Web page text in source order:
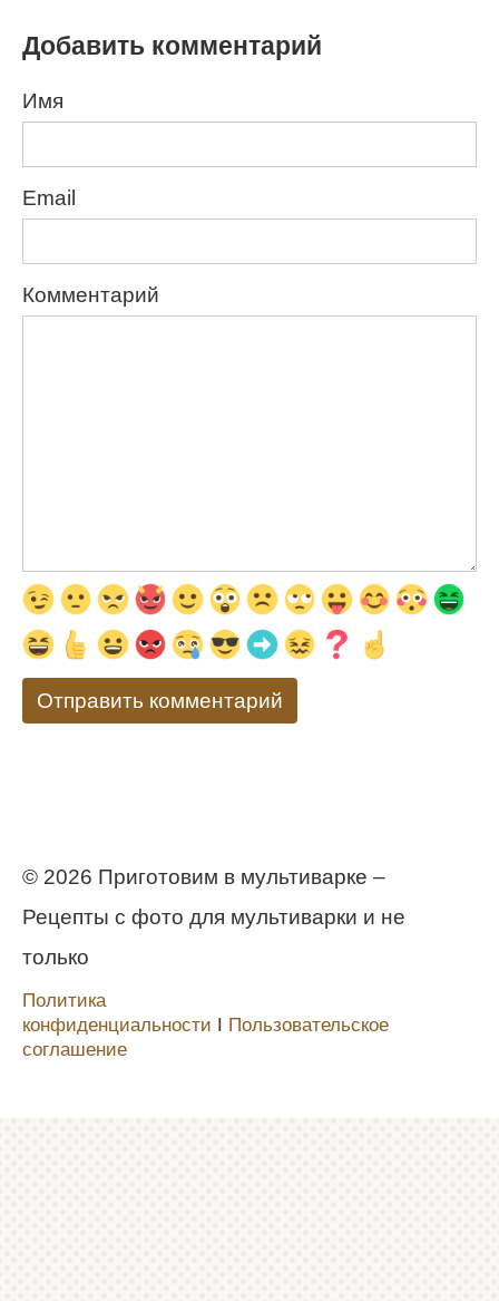
Добавить комментарий
Имя
Email
Комментарий
© 2026 Приготовим в мультиварке –
Рецепты с фото для мультиварки и не
только
Политика
конфиденциальности
Пользовательское
соглашение